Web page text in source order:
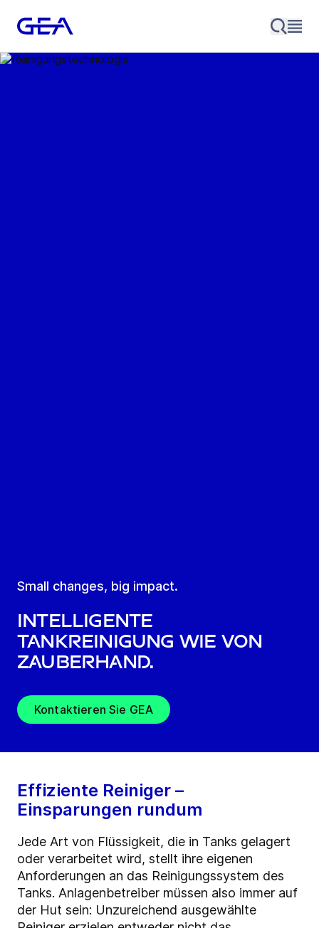
Small changes, big impact.
Intelligente
Tankreinigung wie von
Zauberhand.
Kontaktieren Sie GEA
Effiziente Reiniger –
Einsparungen rundum
Jede Art von Flüssigkeit, die in Tanks gelagert
oder verarbeitet wird, stellt ihre eigenen
Anforderungen an das Reinigungssystem des
Tanks. Anlagenbetreiber müssen also immer auf
der Hut sein: Unzureichend ausgewählte